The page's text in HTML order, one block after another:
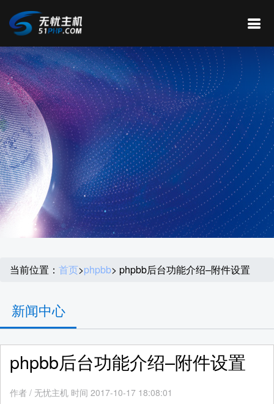
当前位置： 首页>phpbb> phpbb后台功能介绍–附件设置
新闻中心
phpbb后台功能介绍–附件设置
作者 / 无忧主机 时间 2017-10-17 18:08:01